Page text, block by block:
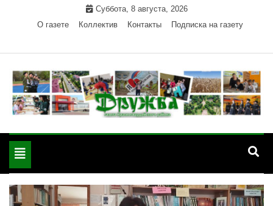
Суббота, 8 августа, 2026
О газете
Коллектив Контакты Подписка на газету
"Дружба" — газета
района РА
Красногвардейского района Республики Адыгея
Toggle
navigation